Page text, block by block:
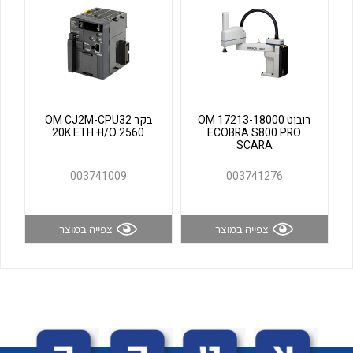
לכל מוצרי היצרן לכל מוצרי היצרן
רובוט OM 17213-18000
ECOBRA S800 PRO
SCARA
003741276
צפייה במוצר
בקר OM CJ2M-CPU32
20K ETH +I/O 2560
003741009
צפייה במוצר